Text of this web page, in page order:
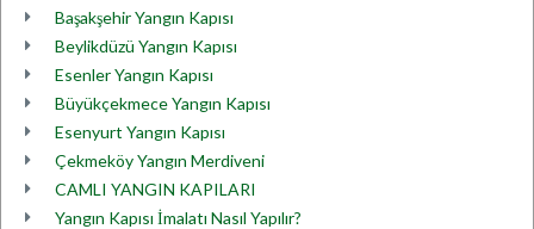
Başakşehir Yangın Kapısı
Beylikdüzü Yangın Kapısı
Esenler Yangın Kapısı
Büyükçekmece Yangın Kapısı
Esenyurt Yangın Kapısı
Çekmeköy Yangın Merdiveni
CAMLI YANGIN KAPILARI
Yangın Kapısı İmalatı Nasıl Yapılır?